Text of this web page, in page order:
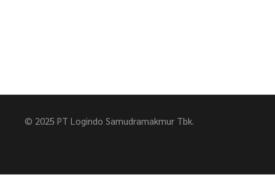
© 2025 PT Logindo Samudramakmur Tbk.